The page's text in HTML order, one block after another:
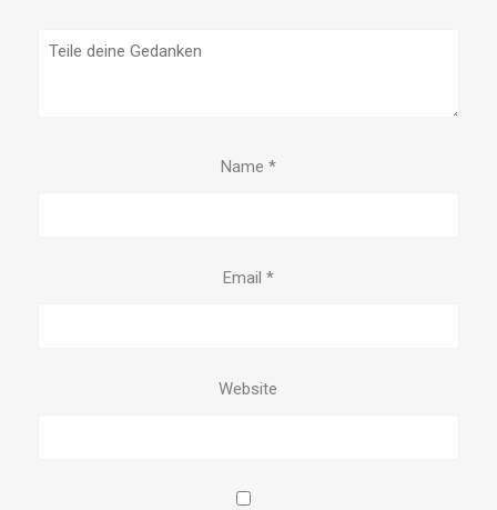
Name *
Email *
Website